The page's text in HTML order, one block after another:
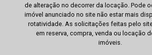
de alteração no decorrer da locação. Pode
imóvel anunciado no site não estar mais
rotatividade. As solicitações feitas pelo
em reserva, compra, venda ou locação
imóveis.